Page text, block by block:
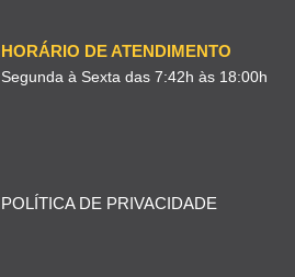
HORÁRIO DE ATENDIMENTO
Segunda à Sexta das 7:42h às 18:00h
POLÍTICA DE PRIVACIDADE